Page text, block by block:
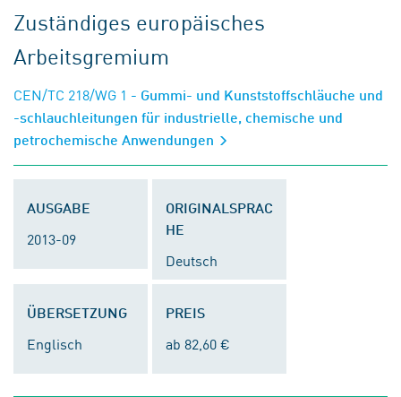
Zuständiges europäisches
Arbeitsgremium
CEN/TC 218/WG 1 - Gummi- und Kunststoffschläuche und
-schlauchleitungen für industrielle, chemische und
petrochemische Anwendungen
AUSGABE
2013-09
ORIGINALSPRAC
HE
Deutsch
ÜBERSETZUNG
Englisch
PREIS
ab 82,60 €